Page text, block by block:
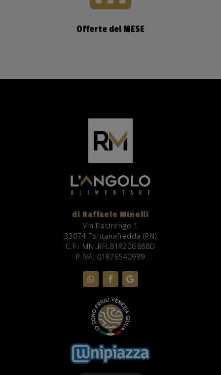
Offerte del MESE
di Raffaele Minelli
Via Pastrengo 1
33074 Fontanafredda (PN)
C.F.: MNLRFL81R20G888D
P.IVA: 01876540939